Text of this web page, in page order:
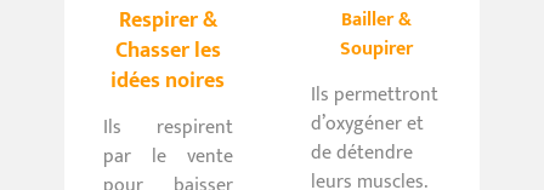
Respirer &
Chasser les
idées noires
Ils respirent
par le vente
Bailler &
Soupirer
Ils permettront
d’oxygéner et
de détendre
leurs muscles.